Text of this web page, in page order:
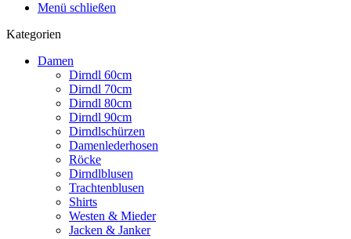
Menü schließen
Kategorien
Damen
Dirndl 60cm
Dirndl 70cm
Dirndl 80cm
Dirndl 90cm
Dirndlschürzen
Damenlederhosen
Röcke
Dirndlblusen
Trachtenblusen
Shirts
Westen & Mieder
Jacken & Janker